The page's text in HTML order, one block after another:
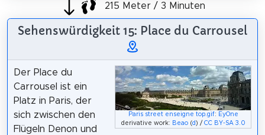
215 Meter / 3 Minuten
Sehenswürdigkeit 15: Place du Carrousel
Paris street enseigne top.gif: EyOne
derivative work: Beao(d ) / CC BY-SA 3.0
Der Place du
Carrousel ist ein
Platz in Paris, der
sich zwischen den
Flügeln Denon und